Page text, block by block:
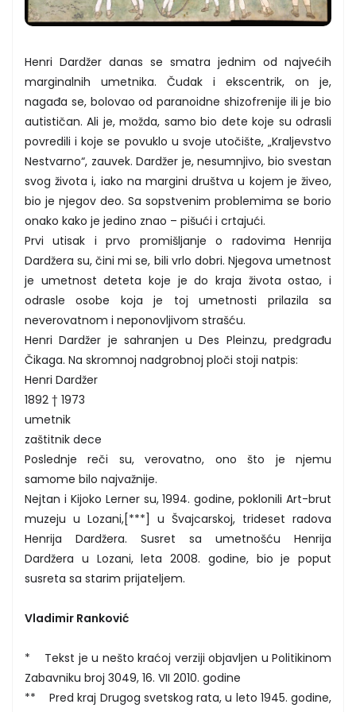
Henri Dardžer danas se smatra jednim od najvećih
marginalnih umetnika. Čudak i ekscentrik, on je,
nagađa se, bolovao od paranoidne shizofrenije ili je bio
autističan. Ali je, možda, samo bio dete koje su odrasli
povredili i koje se povuklo u svoje utočište, „Kraljevstvo
Nestvarno“, zauvek. Dardžer je, nesumnjivo, bio svestan
svog života i, iako na margini društva u kojem je živeo,
bio je njegov deo. Sa sopstvenim problemima se borio
onako kako je jedino znao – pišući i crtajući.
Prvi utisak i prvo promišljanje o radovima Henrija
Dardžera su, čini mi se, bili vrlo dobri. Njegova umetnost
je umetnost deteta koje je do kraja života ostao, i
odrasle osobe koja je toj umetnosti prilazila sa
neverovatnom i neponovljivom strašću.
Henri Dardžer je sahranjen u Des Pleinzu, predgrađu
Čikaga. Na skromnoj nadgrobnoj ploči stoji natpis:
Henri Dardžer
1892 † 1973
umetnik
zaštitnik dece
Poslednje reči su, verovatno, ono što je njemu
samome bilo najvažnije.
Nejtan i Kijoko Lerner su, 1994. godine, poklonili Art-brut
muzeju u Lozani,[***] u Švajcarskoj, trideset radova
Henrija Dardžera. Susret sa umetnošću Henrija
Dardžera u Lozani, leta 2008. godine, bio je poput
susreta sa starim prijateljem.
Vladimir Ranković
* Tekst je u nešto kraćoj verziji objavljen u Politikinom
Zabavniku broj 3049, 16. VII 2010. godine
** Pred kraj Drugog svetskog rata, u leto 1945. godine,